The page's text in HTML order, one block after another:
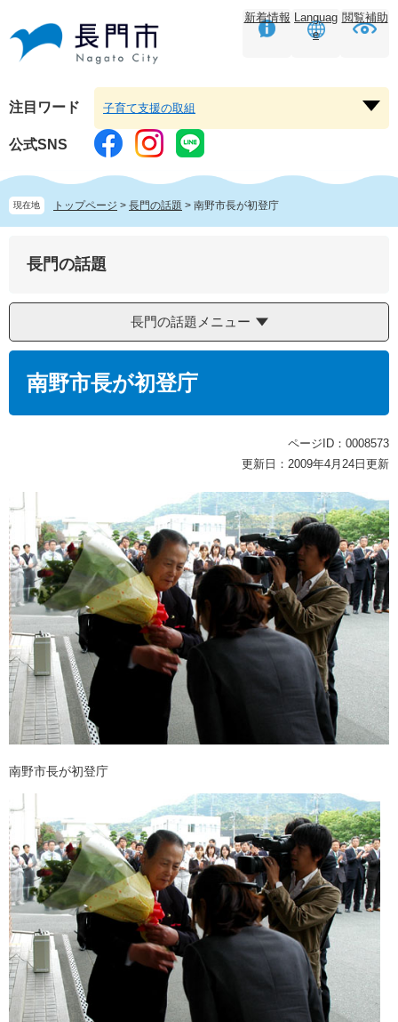
頭
す。
飛
し
本
文
へ
新着情報 Languag
e
閲覧補助
注目ワード
ー
子育て支援の取組
公式SNS
現在地 トップページ > 長門の話題 > 南野市長が初登庁
長門の話題
長門の話題メニュー
南野市長が初登庁
ページID：0008573
更新日：2009年4月24日更新
南野市長が初登庁